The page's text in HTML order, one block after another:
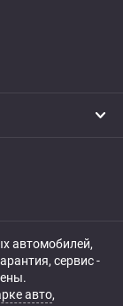
автомобилей,
сервис -
авто,